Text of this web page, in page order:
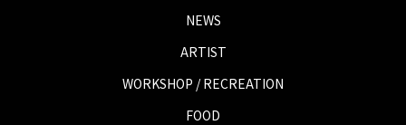
NEWS
ARTIST
WORKSHOP / RECREATION
FOOD